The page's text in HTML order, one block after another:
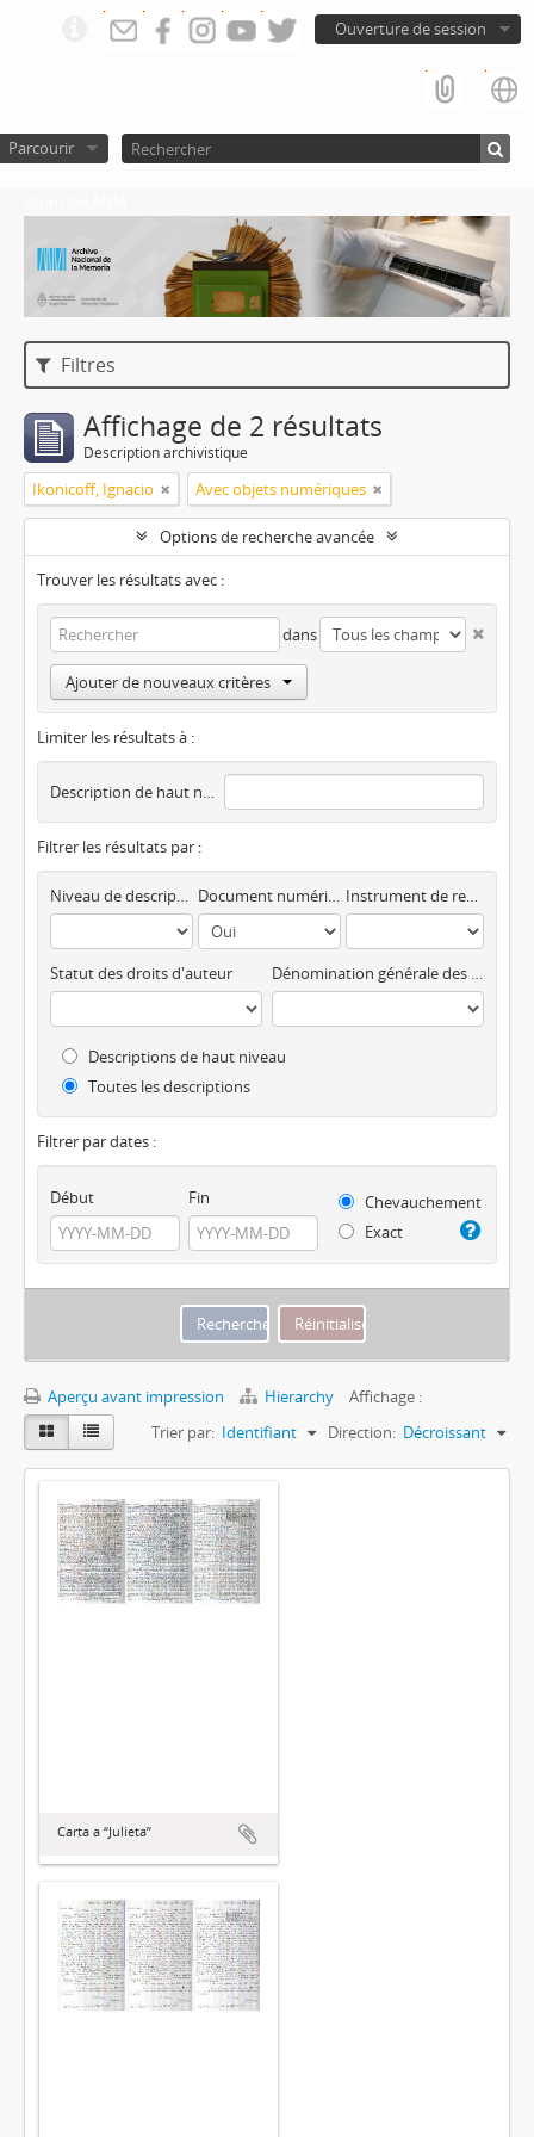
Ouverture de session
Parcourir
Filtres
Affichage de 2 résultats
Description archivistique
Ikonicoff, Ignacio Avec objets numériques
Options de recherche avancée
Trouver les résultats avec :
dans
Ajouter de nouveaux critères
Limiter les résultats à :
Description de haut niveau
Filtrer les résultats par :
Niveau de description Document numérique disponible Instrument de recherche
Statut des droits d'auteur Dénomination générale des documents
Descriptions de haut niveau
Toutes les descriptions
Filtrer par dates :
Début Fin
Chevauchement
Exact
Aperçu avant impression Hierarchy
Affichage :
Trier par: Identifiant Direction: Décroissant
Carta a “Julieta”